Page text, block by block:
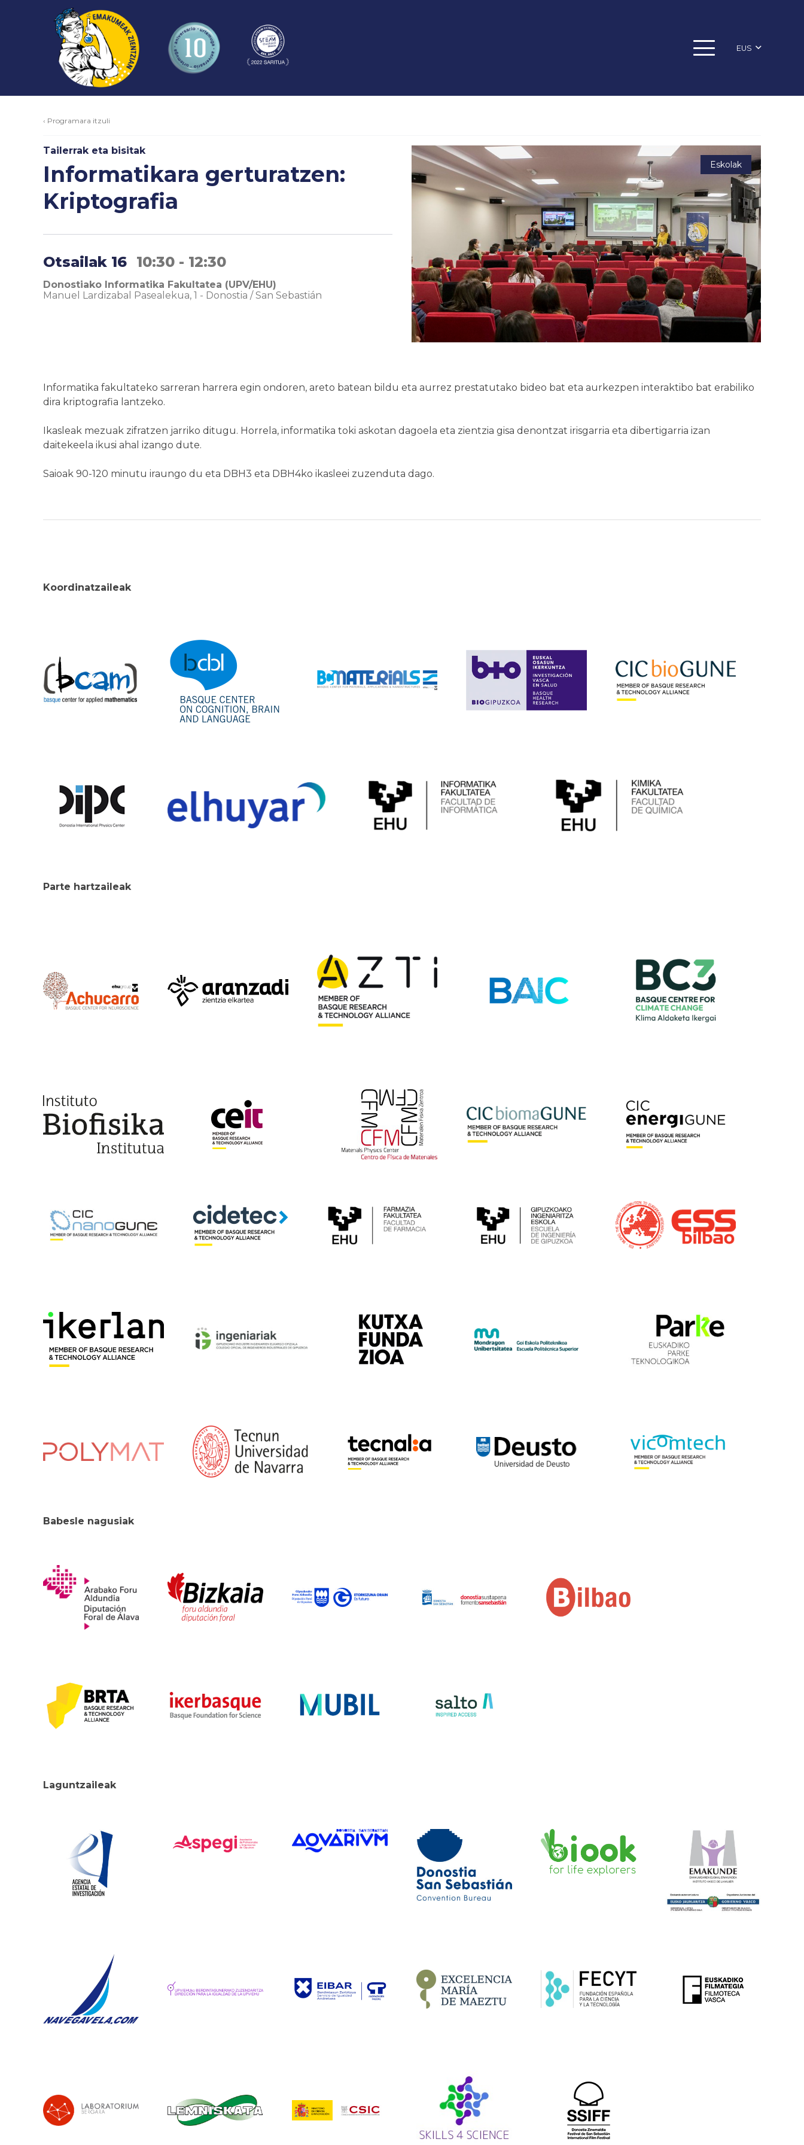
EUS
‹ Programara itzuli
Tailerrak eta bisitak
Informatikara gerturatzen:
Kriptografia
Otsailak 16 10:30 - 12:30
Donostiako Informatika Fakultatea (UPV/EHU)
Manuel Lardizabal Pasealekua, 1 - Donostia / San Sebastián
Eskolak
Informatika fakultateko sarreran harrera egin ondoren, areto batean bildu eta aurrez prestatutako bideo bat eta aurkezpen interaktibo bat erabiliko
dira kriptografia lantzeko.
Ikasleak mezuak zifratzen jarriko ditugu. Horrela, informatika toki askotan dagoela eta zientzia gisa denontzat irisgarria eta dibertigarria izan
daitekeela ikusi ahal izango dute.
Saioak 90-120 minutu iraungo du eta DBH3 eta DBH4ko ikasleei zuzenduta dago.
Koordinatzaileak
Parte hartzaileak
Babesle nagusiak
Laguntzaileak